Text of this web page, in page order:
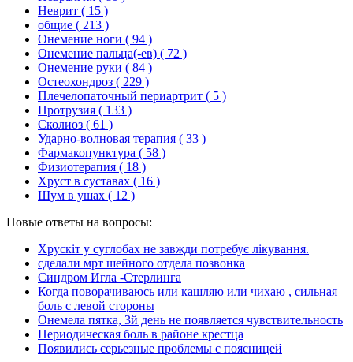
Неврит ( 15 )
общие ( 213 )
Онемение ноги ( 94 )
Онемение пальца(-ев) ( 72 )
Онемение руки ( 84 )
Остеохондроз ( 229 )
Плечелопаточный периартрит ( 5 )
Протрузия ( 133 )
Сколиоз ( 61 )
Ударно-волновая терапия ( 33 )
Фармакопунктура ( 58 )
Физиотерапия ( 18 )
Хруст в суставах ( 16 )
Шум в ушах ( 12 )
Новые ответы на вопросы:
Хрускіт у суглобах не завжди потребує лікування.
сделали мрт шейного отдела позвонка
Синдром Игла -Стерлинга
Когда поворачиваюсь или кашляю или чихаю , сильная
боль с левой стороны
Онемела пятка, 3й день не появляется чувствительность
Периодическая боль в районе крестца
Появились серьезные проблемы с поясницей